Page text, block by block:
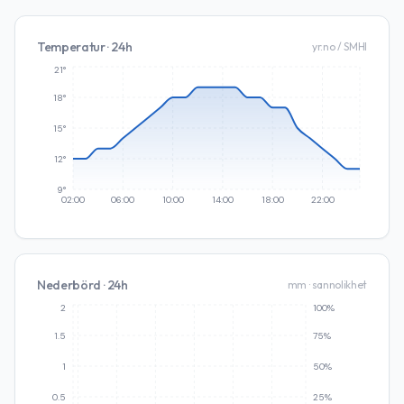
Temperatur · 24h yr.no / SMHI
02:00 06:00 10:00 14:00 18:00 22:00
9°
12°
15°
18°
21°
Nederbörd · 24h mm · sannolikhet
0.5
1
1.5
2
25%
50%
75%
100%